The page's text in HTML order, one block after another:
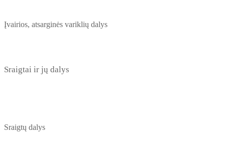
Įvairios, atsarginės variklių dalys
Sraigtai ir jų dalys
Sraigtų dalys